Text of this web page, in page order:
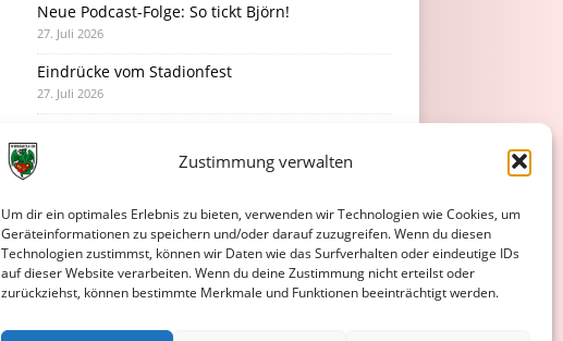
Zustimmung verwalten
Um dir ein optimales Erlebnis zu bieten, verwenden wir Technologien wie Cookies, um
Geräteinformationen zu speichern und/oder darauf zuzugreifen. Wenn du diesen
Technologien zustimmst, können wir Daten wie das Surfverhalten oder eindeutige IDs
auf dieser Website verarbeiten. Wenn du deine Zustimmung nicht erteilst oder
zurückziehst, können bestimmte Merkmale und Funktionen beeinträchtigt werden.
Neue Podcast-Folge: So tickt Björn!
27. Juli 2026
Eindrücke vom Stadionfest
27. Juli 2026